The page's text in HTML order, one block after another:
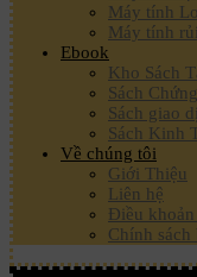
Máy tính
Máy tính
Ebook
Kho Sách
Sách
Sách giao
Sách Kinh
Về chúng tôi
Giới Thiệu
Liên hệ
Điều
Chính sách